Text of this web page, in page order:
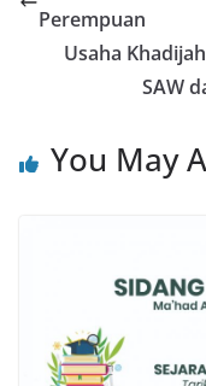
Perempuan
Usaha
SAW
You May